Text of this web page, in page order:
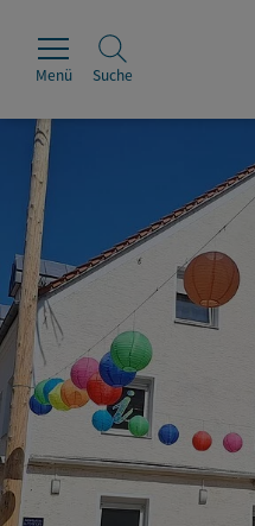
Rathaus
Erleben
Leben & Wohnen
Wirtschaft & Handel
Menü Suche